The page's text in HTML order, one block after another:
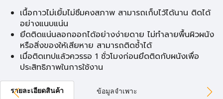
เนื้อกาวไม่เยิ้มไม่ซึมคงสภาพ สามารถเก็บไว้ได้นาน ติดได้
อย่างแนบแน่น
ยึดติดแน่นลอกออกได้อย่างง่ายดาย ไม่ทำลายพื้นผิวผนัง
หรือสิ่งของให้เสียหาย สามารถติดซ้ำได้
เมื่อติดเทปแล้วควรรอ 1 ชั่วโมงก่อนยึดติดกับผนังเพื่อ
ประสิทธิภาพในการใช้งาน
รายละเอียดสินค้า ข้อมูลจำเพาะ